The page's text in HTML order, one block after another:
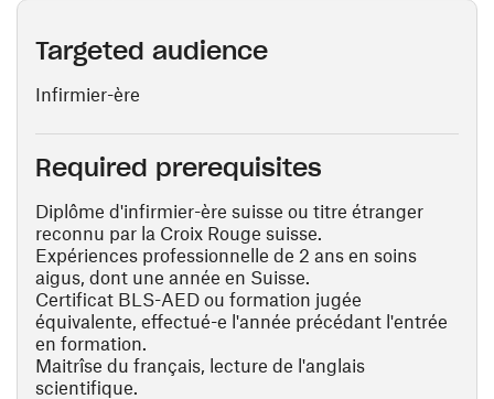
Targeted audience
Infirmier-ère
Required prerequisites
Diplôme d'infirmier-ère suisse ou titre étranger
reconnu par la Croix Rouge suisse.
Expériences professionnelle de 2 ans en soins
aigus, dont une année en Suisse.
Certificat BLS-AED ou formation jugée
équivalente, effectué-e l'année précédant l'entrée
en formation.
Maitrîse du français, lecture de l'anglais
scientifique.